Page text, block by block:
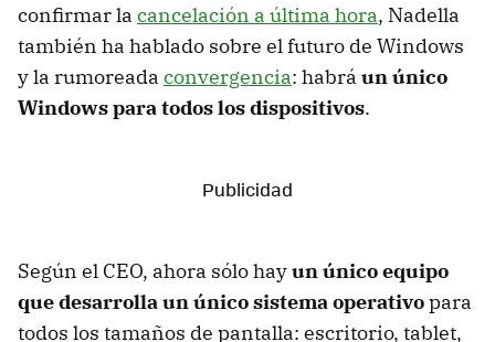
confirmar la cancelación a última hora, Nadella
también ha hablado sobre el futuro de Windows
y la rumoreada convergencia: habrá un único
Windows para todos los dispositivos.
Según el CEO, ahora sólo hayun único equipo
que desarrolla un único sistema operativopara
todos los tamaños de pantalla: escritorio, tablet,